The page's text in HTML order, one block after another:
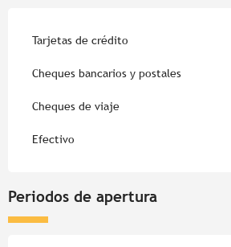
Tarjetas de crédito
Cheques bancarios y postales
Cheques de viaje
Efectivo
Periodos de apertura